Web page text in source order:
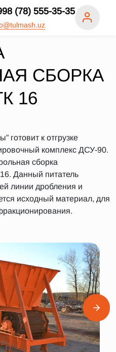
(78) 555-35-35
СБОРКА
16
готовит к отгрузке
комплекс ДСУ-90.
сборка
Данный питатель
линии дробления и
исходный материал, для